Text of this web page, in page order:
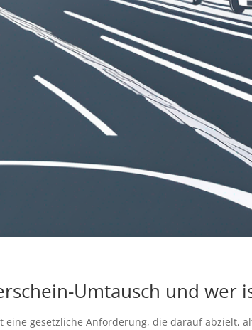
Umtausch und wer
eine gesetzliche Anforderung, die darauf abzielt,